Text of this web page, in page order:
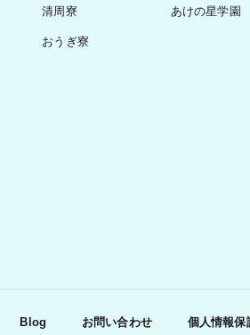
清周寮
おうぎ寮
あけの星学園
Blog お問い合わせ 個人情報保